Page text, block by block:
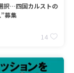
択…四国カルストの
募集
14